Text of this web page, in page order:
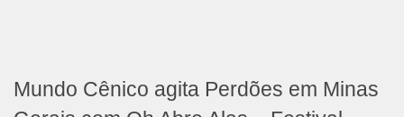
Mundo Cênico agita Perdões em Minas